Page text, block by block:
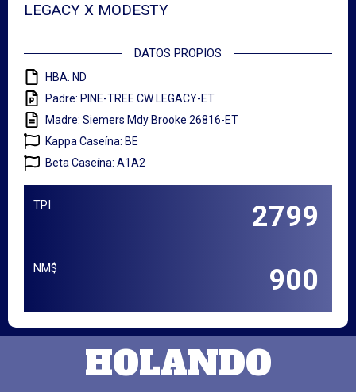
LEGACY X MODESTY
DATOS PROPIOS
HBA: ND
Padre: PINE-TREE CW LEGACY-ET
Madre: Siemers Mdy Brooke 26816-ET
Kappa Caseína: BE
Beta Caseína: A1A2
TPI 2799
NM$ 900
HOLANDO